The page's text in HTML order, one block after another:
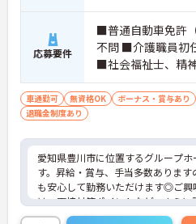
応募要件
■普通自動車免許
不問 ■介護職員初
■社会福祉士、精
士あれば尚可
車通勤可 無資格OK ボーナス・賞与あり
退職金制度あり
愛知県豊川市に位置するグループ
す。昇給・賞与、手当多数ありま
も安心して勤務いただけます◎ご興
は、面接対策ポイントなど、さらに
ますのでお気軽にご相談ください！